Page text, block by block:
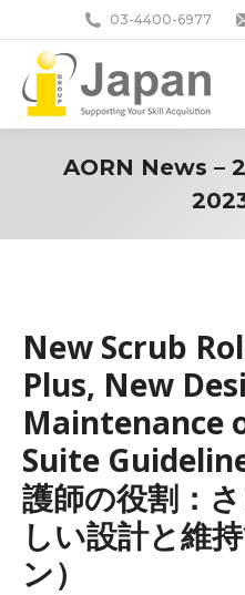
03-4400-6977
AORN News –
New Scrub
Plus, New
Maintenance
Suite
護師の役割：
しい設計と維
ン）